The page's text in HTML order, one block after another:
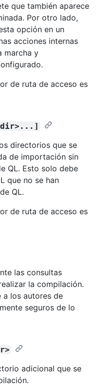
que también aparece
Por otro lado,
opción en un
acciones internas
marcha y
de ruta de acceso es
directorios que se
de importación sin
QL. Esto solo debe
que no se han
QL.
de ruta de acceso es
las consultas
la compilación.
a los autores de
seguros de lo
adicional que se